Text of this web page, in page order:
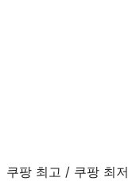
쿠팡 최고 / 쿠팡 최저